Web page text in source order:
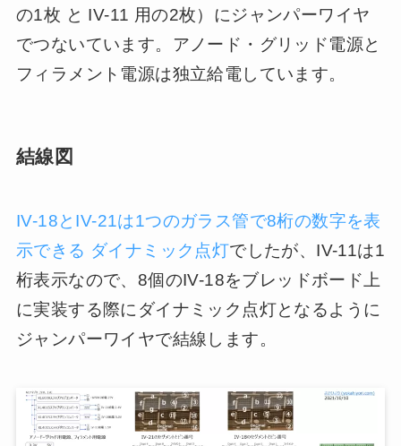
の1枚 と IV-11 用の2枚）にジャンパーワイヤ
でつないています。アノード・グリッド電源と
フィラメント電源は独立給電しています。
結線図
IV-18とIV-21は1つのガラス管で8桁の数字を表
示できる ダイナミック点灯でしたが、IV-11は1
桁表示なので、8個のIV-18をブレッドボード上
に実装する際にダイナミック点灯となるように
ジャンパーワイヤで結線します。